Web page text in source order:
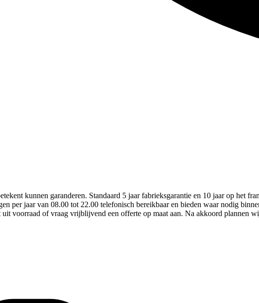
kunnen garanderen. Standaard 5 jaar fabrieksgarantie en 10 jaar op het
per jaar van 08.00 tot 22.00 telefonisch bereikbaar en bieden waar nodig
uit voorraad of vraag vrijblijvend een offerte op maat aan. Na akkoord plannen